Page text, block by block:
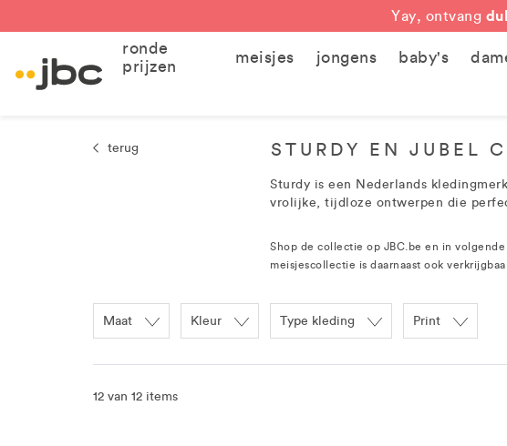
Yay, ontvang
ronde
prijzen
meisjes jongens baby's
terug STURDY EN JUBEL
Sturdy is een Nederlands
vrolijke, tijdloze ontwerpen die
Shop de collectie op JBC.be en in
meisjescollectie is daarnaast ook
Maat Kleur Type kleding Print
12 van 12 items